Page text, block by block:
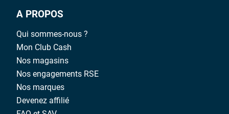
A PROPOS
Qui sommes-nous ?
Mon Club Cash
Nos magasins
Nos engagements RSE
Nos marques
Devenez affilié